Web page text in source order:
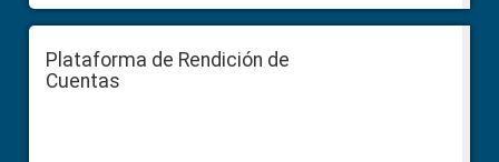
Plataforma de Rendición de
Cuentas